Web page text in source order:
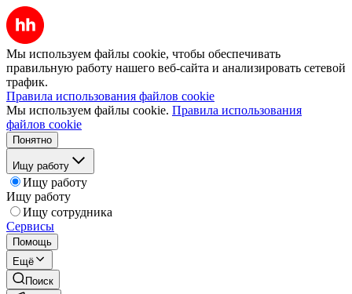
Мы используем файлы cookie, чтобы обеспечивать
правильную работу нашего веб-сайта и анализировать сетевой
трафик.
Правила использования файлов cookie
Мы используем файлы cookie. Правила использования
файлов cookie
Понятно
Ищу работу
Ищу работу
Ищу работу
Ищу сотрудника
Сервисы
Помощь
Ещё
Поиск